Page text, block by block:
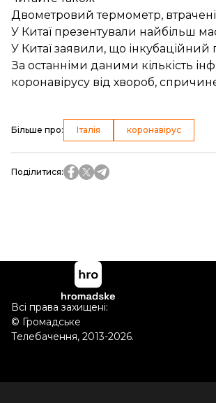
Двометровий термометр, втрачені
У Китаї презентували найбільш
У Китаї заявили, що інкубаційний
За останніми даними кількість
коронавірусу від хвороб,
Більше про: Італія коронавірус
Поділитися:
Всі права захищені:
© Громадське
Телебачення, 2013-2026.